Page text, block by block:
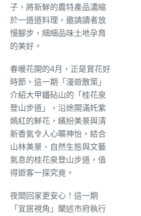
子，將新鮮的農特產品濃縮
於一道道料理，邀請讀者放
慢腳步，細細品味土地孕育
的美好。
春暖花開的4月，正是賞花好
時節，這一期「漫遊散策」
介紹大甲鐵砧山的「桂花泉
登山步道」，沿途開滿奼紫
嫣紅的鮮花，繽紛美景與清
新香氣令人心曠神怡，結合
山林美景、自然生態與文藝
氣息的桂花泉登山步道，值
得遊客一探究竟。
夜間回家更安心！這一期
「宜居視角」闡述市府執行